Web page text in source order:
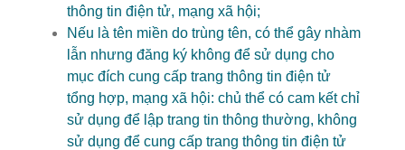
thông tin điện tử, mạng xã hội;
Nếu là tên miền do trùng tên, có thể gây nhàm
lẫn nhưng đăng ký không để sử dụng cho
mục đích cung cấp trang thông tin điện tử
tổng hợp, mạng xã hội: chủ thể có cam kết chỉ
sử dụng để lập trang tin thông thường, không
sử dụng để cung cấp trang thông tin điện tử